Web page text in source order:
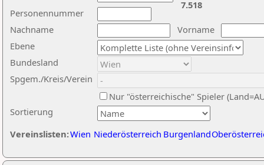
Nachname
Vorname
Ebene
Sortierung
Personennummer
Bundesland
Spgem./Kreis/Verein
Nur "österreichische" Spieler
Vereinslisten:Wien Niederösterreich Burgenland
7.518